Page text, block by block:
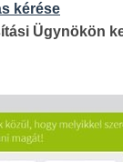
kérése
Ügynökön